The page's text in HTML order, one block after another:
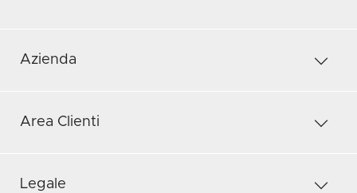
Azienda
Area Clienti
Legale